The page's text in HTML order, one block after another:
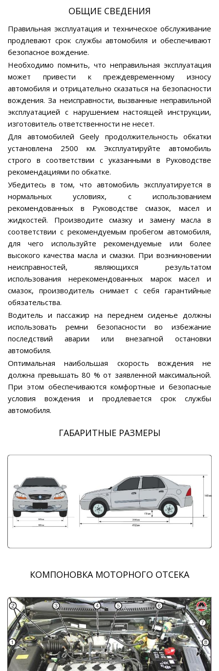
ОБЩИЕ СВЕДЕНИЯ
Правильная эксплуатация и техническое обслуживание
продлевают срок службы автомобиля и обеспечивают
безопасное вождение.
Необходимо помнить, что неправильная эксплуатация
может привести к преждевременному износу
автомобиля и отрицательно сказаться на безопасности
вождения. За неисправности, вызванные неправильной
эксплуатацией с нарушением настоящей инструкции,
изготовитель ответственности не несет.
Для автомобилей Geely продолжительность обкатки
установлена 2500 км. Эксплуатируйте автомобиль
строго в соответствии с указанными в Руководстве
рекомендациями по обкатке.
Убедитесь в том, что автомобиль эксплуатируется в
нормальных условиях, с использованием
рекомендованных в Руководстве смазок, масел и
жидкостей. Производите смазку и замену масла в
соответствии с рекомендуемым пробегом автомобиля,
для чего используйте рекомендуемые или более
высокого качества масла и смазки. При возникновении
неисправностей, являющихся результатом
использования нерекомендованных марок масел и
смазок, производитель снимает с себя гарантийные
обязательства.
Водитель и пассажир на переднем сиденье должны
использовать ремни безопасности во избежание
последствий аварии или внезапной остановки
автомобиля.
Оптимальная наибольшая скорость вождения не
должна превышать 80 % от заявленной максимальной.
При этом обеспечиваются комфортные и безопасные
условия вождения и продлевается срок службы
автомобиля.
ГАБАРИТНЫЕ РАЗМЕРЫ
КОМПОНОВКА МОТОРНОГО ОТСЕКА